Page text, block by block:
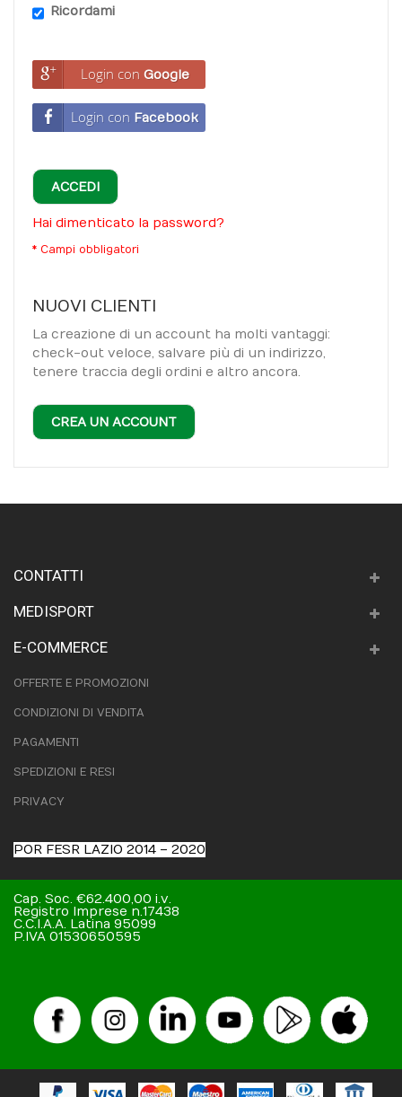
Ricordami
Login con Google
Login con Facebook
ACCEDI
Hai dimenticato la password?
NUOVI CLIENTI
La creazione di un account ha molti vantaggi:
check-out veloce, salvare più di un indirizzo,
tenere traccia degli ordini e altro ancora.
CREA UN ACCOUNT
CONTATTI
MEDISPORT
E-COMMERCE
OFFERTE E PROMOZIONI
CONDIZIONI DI VENDITA
PAGAMENTI
SPEDIZIONI E RESI
PRIVACY
POR FESR LAZIO 2014 – 2020
Cap. Soc. €62.400,00 i.v.
Registro Imprese n.17438
C.C.I.A.A. Latina 95099
P.IVA 01530650595